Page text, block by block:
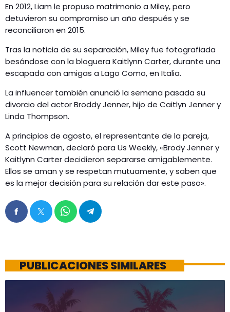
En 2012, Liam le propuso matrimonio a Miley, pero
detuvieron su compromiso un año después y se
reconciliaron en 2015.
Tras la noticia de su separación, Miley fue fotografiada
besándose con la bloguera Kaitlynn Carter, durante una
escapada con amigas a Lago Como, en Italia.
La influencer también anunció la semana pasada su
divorcio del actor Broddy Jenner, hijo de Caitlyn Jenner y
Linda Thompson.
A principios de agosto, el representante de la pareja,
Scott Newman, declaró para Us Weekly, «Brody Jenner y
Kaitlynn Carter decidieron separarse amigablemente.
Ellos se aman y se respetan mutuamente, y saben que
es la mejor decisión para su relación dar este paso».
PUBLICACIONES SIMILARES